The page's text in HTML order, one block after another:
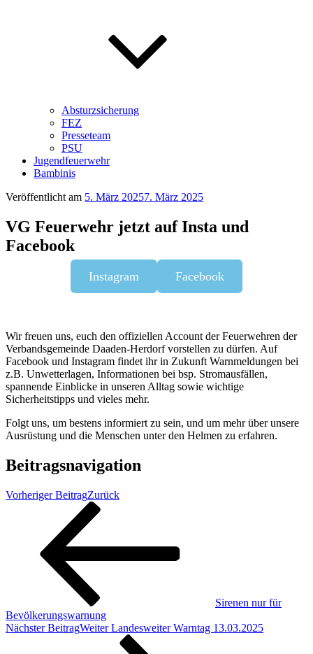
Absturzsicherung
FEZ
Presseteam
PSU
Jugendfeuerwehr
Bambinis
Veröffentlicht am 5. März 20257. März 2025
VG Feuerwehr jetzt auf Insta und
Facebook
Instagram Facebook
Wir freuen uns, euch den offiziellen Account der Feuerwehren der
Verbandsgemeinde Daaden-Herdorf vorstellen zu dürfen. Auf
Facebook und Instagram findet ihr in Zukunft Warnmeldungen bei
z.B. Unwetterlagen, Informationen bei bsp. Stromausfällen,
spannende Einblicke in unseren Alltag sowie wichtige
Sicherheitstipps und vieles mehr.
Folgt uns, um bestens informiert zu sein, und um mehr über unsere
Ausrüstung und die Menschen unter den Helmen zu erfahren.
Beitragsnavigation
Vorheriger BeitragZurück
Sirenen nur für
Bevölkerungswarnung
Nächster BeitragWeiter Landesweiter Warntag 13.03.2025